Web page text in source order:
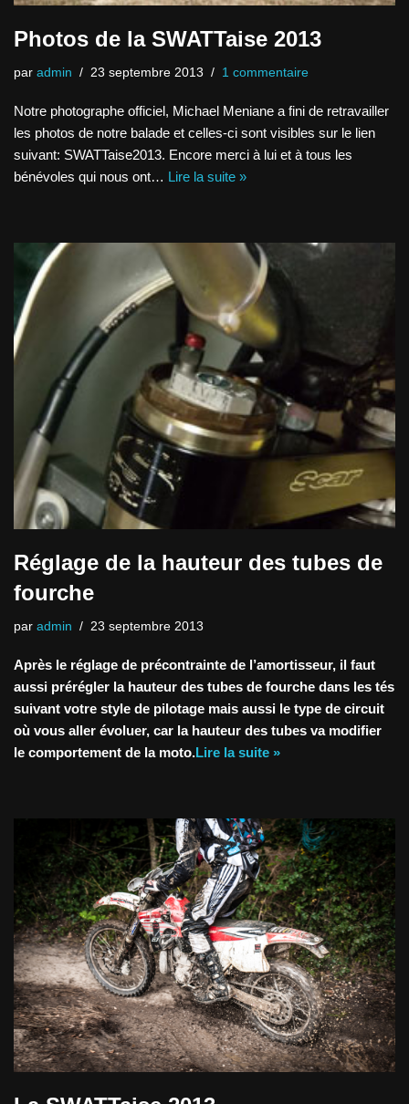
Photos de la SWATTaise 2013
par admin 23 septembre 2013 1 commentaire
Notre photographe officiel, Michael Meniane a fini de retravailler
les photos de notre balade et celles-ci sont visibles sur le lien
suivant: SWATTaise2013. Encore merci à lui et à tous les
bénévoles qui nous ont… Lire la suite »
Réglage de la hauteur des tubes de
fourche
par admin 23 septembre 2013
Après le réglage de précontrainte de l’amortisseur, il faut
aussi prérégler la hauteur des tubes de fourche dans les tés
suivant votre style de pilotage mais aussi le type de circuit
où vous aller évoluer, car la hauteur des tubes va modifier
le comportement de la moto.Lire la suite »